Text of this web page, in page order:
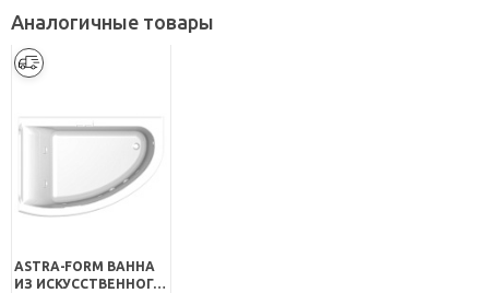
Аналогичные товары
ASTRA-FORM ВАННА
ИЗ ИСКУССТВЕННОГО